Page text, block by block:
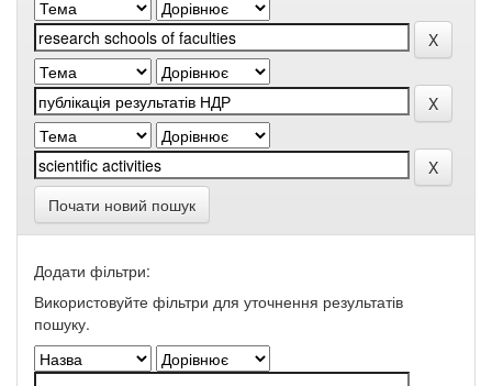
Почати новий пошук
Додати фільтри:
Використовуйте фільтри для уточнення результатів
пошуку.